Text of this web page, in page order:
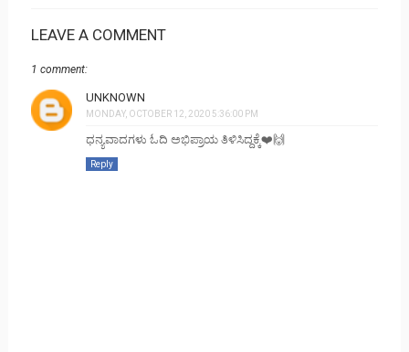
LEAVE A COMMENT
1 comment:
UNKNOWN
MONDAY, OCTOBER 12, 2020 5:36:00 PM
ಧನ್ಯವಾದಗಳು ಓದಿ ಅಭಿಪ್ರಾಯ ತಿಳಿಸಿದ್ದಕ್ಕೆ❤️🙌
Reply